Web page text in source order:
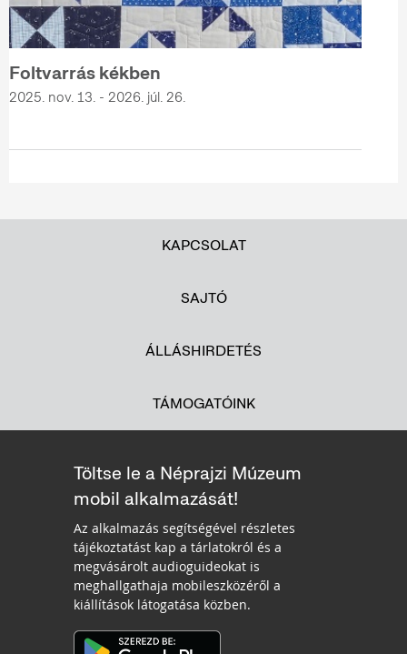
Foltvarrás kékben
2025. nov. 13. - 2026. júl. 26.
KAPCSOLAT
SAJTÓ
ÁLLÁSHIRDETÉS
TÁMOGATÓINK
Töltse le a Néprajzi Múzeum
mobil alkalmazását!
Az alkalmazás segítségével részletes
tájékoztatást kap a tárlatokról és a
megvásárolt audioguideokat is
meghallgathaja mobileszközéről a
kiállítások látogatása közben.